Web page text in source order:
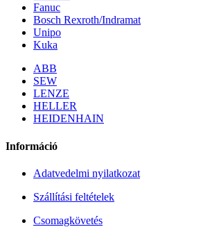
Fanuc
Bosch Rexroth/Indramat
Unipo
Kuka
ABB
SEW
LENZE
HELLER
HEIDENHAIN
Információ
Adatvedelmi nyilatkozat
Szállítási feltételek
Csomagkövetés